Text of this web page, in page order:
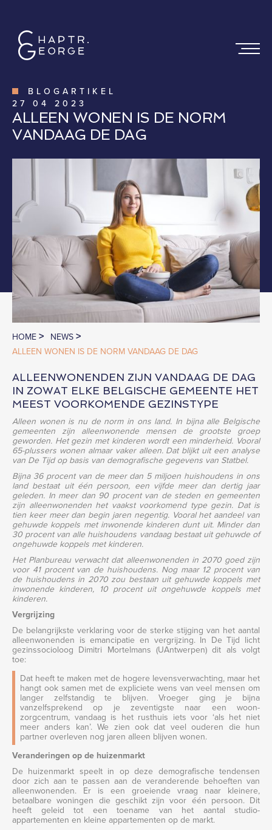
BLOGARTIKEL
27
04 2023
ALLEEN WONEN IS DE NORM
VANDAAG DE DAG
HOME > NEWS >
ALLEEN WONEN IS DE NORM VANDAAG DE DAG
ALLEENWONENDEN ZIJN VANDAAG DE DAG
IN ZOWAT ELKE BELGISCHE GEMEENTE HET
MEEST VOORKOMENDE GEZINSTYPE
Alleen wonen is nu de norm in ons land. In bijna alle Belgische
gemeenten zijn alleenwonende mensen de grootste groep
geworden. Het gezin met kinderen wordt een minderheid. Vooral
65-plussers wonen almaar vaker alleen. Dat blijkt uit een analyse
van De Tijd op basis van demografische gegevens van Statbel.
Bijna 36 procent van de meer dan 5 miljoen huishoudens in ons
land bestaat uit één persoon, een vijfde meer dan dertig jaar
geleden. In meer dan 90 procent van de steden en gemeenten
zijn alleenwonenden het vaakst voorkomend type gezin. Dat is
tien keer meer dan begin jaren negentig. Vooral het aandeel van
gehuwde koppels met inwonende kinderen dunt uit. Minder dan
30 procent van alle huishoudens vandaag bestaat uit gehuwde of
ongehuwde koppels met kinderen.
Het Planbureau verwacht dat alleenwonenden in 2070 goed zijn
voor 41 procent van de huishoudens. Nog maar 12 procent van
de huishoudens in 2070 zou bestaan uit gehuwde koppels met
inwonende kinderen, 10 procent uit ongehuwde koppels met
kinderen.
Vergrijzing
De belangrijkste verklaring voor de sterke stijging van het aantal
alleenwonenden is emancipatie en vergrijzing. In De Tijd licht
gezinssocioloog Dimitri Mortelmans (UAntwerpen) dit als volgt
toe:
Dat heeft te maken met de hogere levensverwachting, maar het
hangt ook samen met de expliciete wens van veel mensen om
langer zelfstandig te blijven. Vroeger ging je bijna
vanzelfsprekend op je zeventigste naar een woon-
zorgcentrum, vandaag is het rusthuis iets voor ‘als het niet
meer anders kan’. We zien ook dat veel ouderen die hun
partner overleven nog jaren alleen blijven wonen.
Veranderingen op de huizenmarkt
De huizenmarkt speelt in op deze demografische tendensen
door zich aan te passen aan de veranderende behoeften van
alleenwonenden. Er is een groeiende vraag naar kleinere,
betaalbare woningen die geschikt zijn voor één persoon. Dit
heeft geleid tot een toename van het aantal studio-
appartementen en kleine appartementen op de markt.